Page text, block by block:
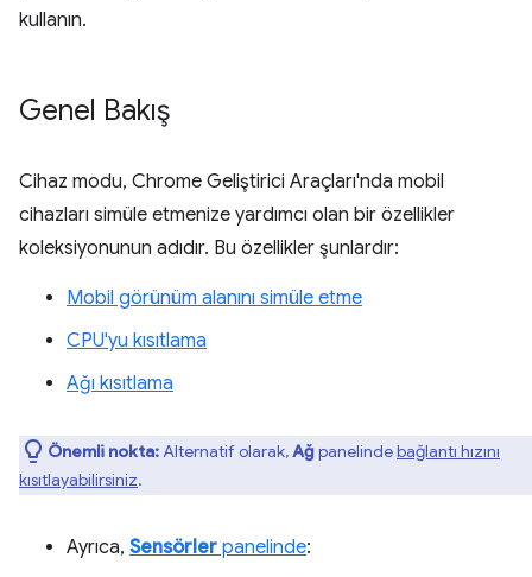
kullanın.
Genel Bakış
Cihaz modu, Chrome Geliştirici Araçları'nda mobil
cihazları simüle etmenize yardımcı olan bir özellikler
koleksiyonunun adıdır. Bu özellikler şunlardır:
Mobil görünüm alanını simüle etme
CPU'yu kısıtlama
Ağı kısıtlama
Önemli nokta:Alternatif olarak,Ağpanelindebağlantı hızını
kısıtlayabilirsiniz.
Ayrıca, Sensörler panelinde: